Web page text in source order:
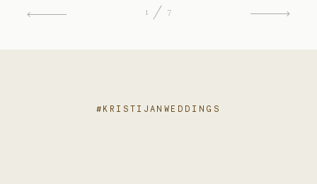
1 7
#KRISTIJANWEDDINGS